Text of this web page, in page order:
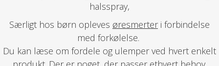
halsspray,
Særligt hos børn opleves øresmerteri forbindelse
med forkølelse.
Du kan læse om fordele og ulemper ved hvert enkelt